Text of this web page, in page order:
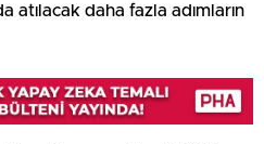
atılacak daha fazla adımların